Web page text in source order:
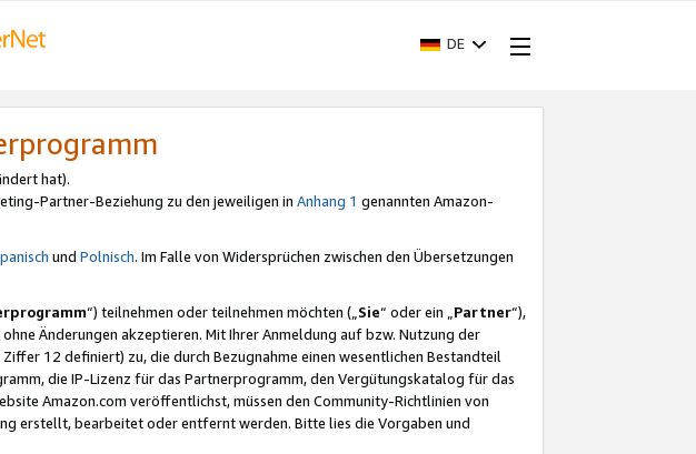
DE
hat).
Partner-Beziehung zu den jeweiligen in Anhang 1 genannten Amazon-
und Polnisch. Im Falle von Widersprüchen zwischen den Übersetzungen
“) teilnehmen oder teilnehmen möchten („Sie“ oder ein „Partner“),
ohne Änderungen akzeptieren. Mit Ihrer Anmeldung auf bzw. Nutzung der
Ziffer 12 definiert) zu, die durch Bezugnahme einen wesentlichen Bestandteil
die IP-Lizenz für das Partnerprogramm, den Vergütungskatalog für das
Amazon.com veröffentlichst, müssen den Community-Richtlinien von
erstellt, bearbeitet oder entfernt werden. Bitte lies die Vorgaben und